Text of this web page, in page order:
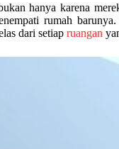
hanya karena
rumah
dari setiap ruangan